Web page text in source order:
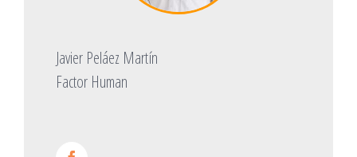
Javier Peláez Martín
Factor Human